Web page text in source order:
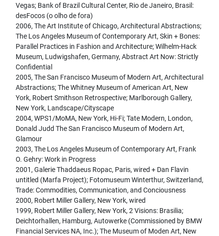
Vegas; Bank of Brazil Cultural Center, Rio de Janeiro, Brasil:
desFocos (o olho de fora)
2006, The Art Institute of Chicago, Architectural Abstractions;
The Los Angeles Museum of Contemporary Art, Skin + Bones:
Parallel Practices in Fashion and Architecture; Wilhelm-Hack
Museum, Ludwigshafen, Germany, Abstract Art Now: Strictly
Confidential
2005, The San Francisco Museum of Modern Art, Architectural
Abstractions; The Whitney Museum of American Art, New
York, Robert Smithson Retrospective; Marlborough Gallery,
New York, Landscape/Cityscape
2004, WPS1/MoMA, New York, Hi-Fi; Tate Modern, London,
Donald Judd The San Francisco Museum of Modern Art,
Glamour
2003, The Los Angeles Museum of Contemporary Art, Frank
O. Gehry: Work in Progress
2001, Galerie Thaddaeus Ropac, Paris, wired + Dan Flavin
untitled (Marfa Project); Fotomuseum Winterthur, Switzerland,
Trade: Commodities, Communication, and Conciousness
2000, Robert Miller Gallery, New York, wired
1999, Robert Miller Gallery, New York, 2 Visions: Brasilia;
Deichtorhallen, Hamburg, Autowerke (Commissioned by BMW
Financial Services NA, Inc.); The Museum of Moden Art, New